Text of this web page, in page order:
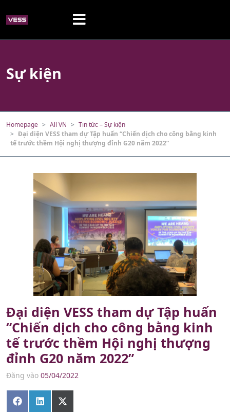
Sự kiện
Homepage All VN
Tin tức – Sự kiện
Đại diện VESS tham dự Tập huấn “Chiến dịch cho công bằng kinh
tế trước thềm Hội nghị thượng đỉnh G20 năm 2022”
Đại diện VESS tham dự Tập huấn
“Chiến dịch cho công bằng kinh
tế trước thềm Hội nghị thượng
đỉnh G20 năm 2022”
Đăng vào 05/04/2022
Share
on
Share
on
Share
on